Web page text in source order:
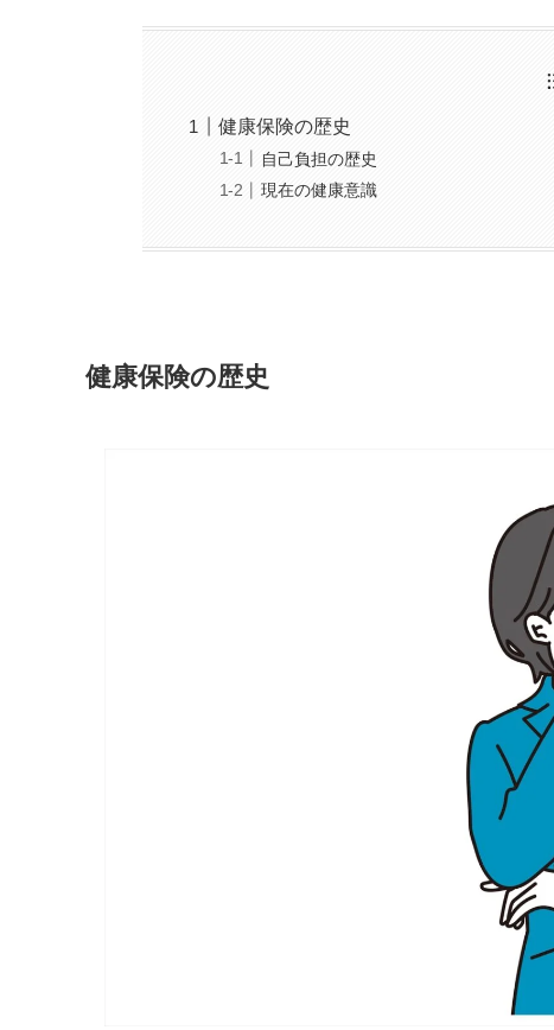
健康保険の歴史
自己負担の歴史
現在の健康意識
健康保険の歴史